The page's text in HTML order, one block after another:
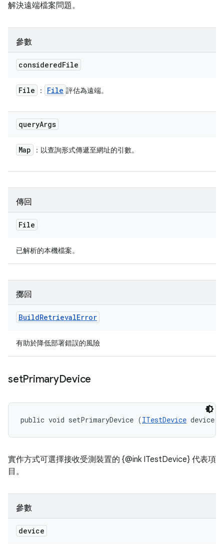
解決遠端檔案問題。
參數
consideredFile
File ： File 評估為遠端。
queryArgs
Map ：以查詢形式傳遞至網址的引數。
傳回
File
已解析的本機檔案。
擲回
BuildRetrievalError
有助於降低部署錯誤的風險
setPrimaryDevice
public void setPrimaryDevice (ITestDevice device)
實作方式可選擇接收受測裝置的 {@ink ITestDevice} 代表項
目。
參數
device